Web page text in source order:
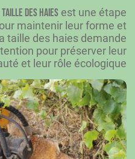
taille des haies est une étape
maintenir leur forme et
taille des haies demande
pour préserver leur
et leur rôle écologique